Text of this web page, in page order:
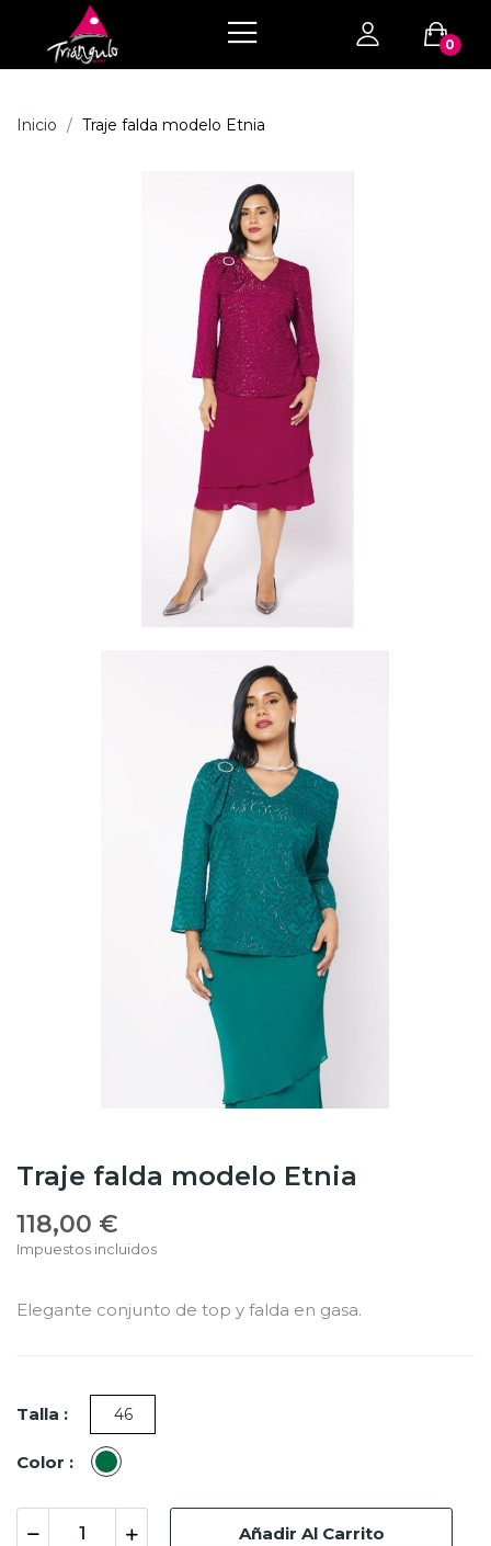
0
Inicio Traje falda modelo Etnia
Traje falda modelo Etnia
118,00 €
Impuestos incluidos
Elegante conjunto de top y falda en gasa.
Talla : 46
Color : Verde
botella
Añadir Al Carrito